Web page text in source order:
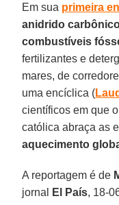
Em sua primeira
anidrido
combustíveis
fertilizantes e
mares, de
uma encíclica (
científicos em que
católica abraça as
aquecimento
A reportagem é de
jornal
El País, 18-